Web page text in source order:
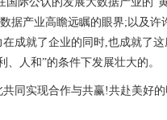
据产业高瞻远瞩的眼界;以及许
成就了企业的同时,也成就了这
人和”的条件下发展壮大的。
同实现合作与共赢!共赴美好的